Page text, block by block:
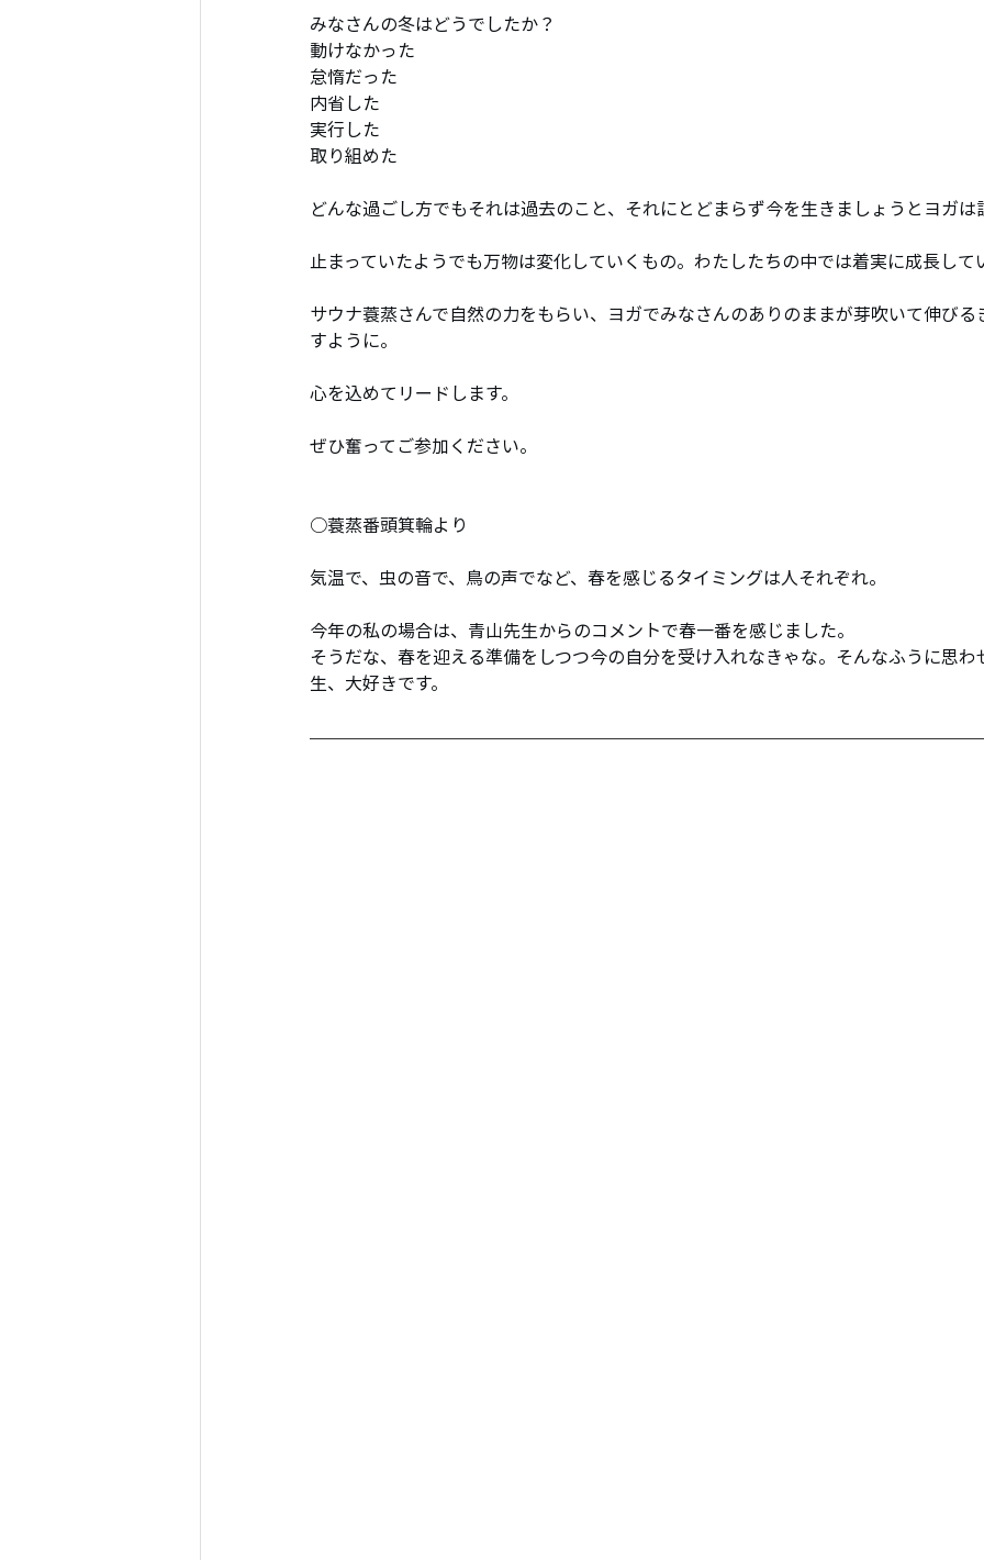
みなさんの冬はどうでしたか？
動けなかった
怠惰だった
内省した
実行した
取り組めた
どんな過ごし方でもそれは過去のこと、それにとどまらず今を生きましょうとヨガは
止まっていたようでも万物は変化していくもの。わたしたちの中では着実に成長して
サウナ蓑蒸さんで自然の力をもらい、ヨガでみなさんのありのままが芽吹いて伸びる
すように。
心を込めてリードします。
ぜひ奮ってご参加ください。
○蓑蒸番頭箕輪より
気温で、虫の音で、鳥の声でなど、春を感じるタイミングは人それぞれ。
今年の私の場合は、青山先生からのコメントで春一番を感じました。
そうだな、春を迎える準備をしつつ今の自分を受け入れなきゃな。そんなふうに思
生、大好きです。